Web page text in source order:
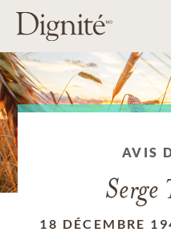
AVIS
Serge
18 DÉCEMBRE